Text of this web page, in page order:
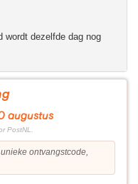
wordt dezelfde dag nog
augustus
PostNL.
ontvangstcode,